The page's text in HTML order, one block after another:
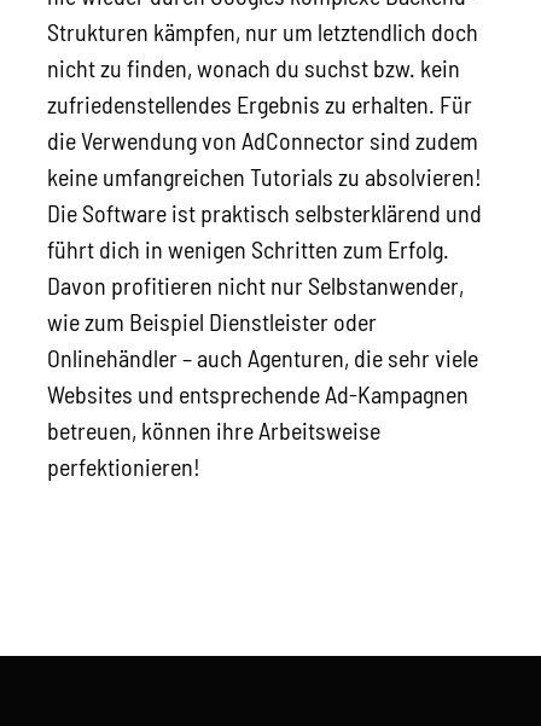
Strukturen kämpfen, nur um letztendlich doch
nicht zu finden, wonach du suchst bzw. kein
zufriedenstellendes Ergebnis zu erhalten. Für
die Verwendung von AdConnector sind zudem
keine umfangreichen Tutorials zu absolvieren!
Die Software ist praktisch selbsterklärend und
führt dich in wenigen Schritten zum Erfolg.
Davon profitieren nicht nur Selbstanwender,
wie zum Beispiel Dienstleister oder
Onlinehändler – auch Agenturen, die sehr viele
Websites und entsprechende Ad-Kampagnen
betreuen, können ihre Arbeitsweise
perfektionieren!